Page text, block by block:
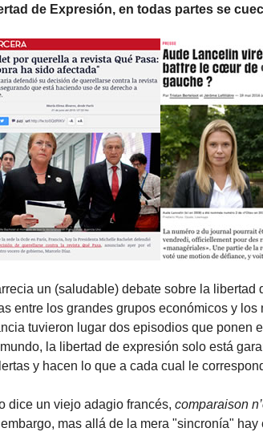
de Expresión, en todas partes se
un (saludable) debate sobre la libertad
entre los grandes grupos económicos y
tuvieron lugar dos episodios que ponen
la libertad de expresión solo está
y hacen lo que a cada cual le
dice un viejo adagio francés, comparaison
mas allá de la mera "sincronía" hay